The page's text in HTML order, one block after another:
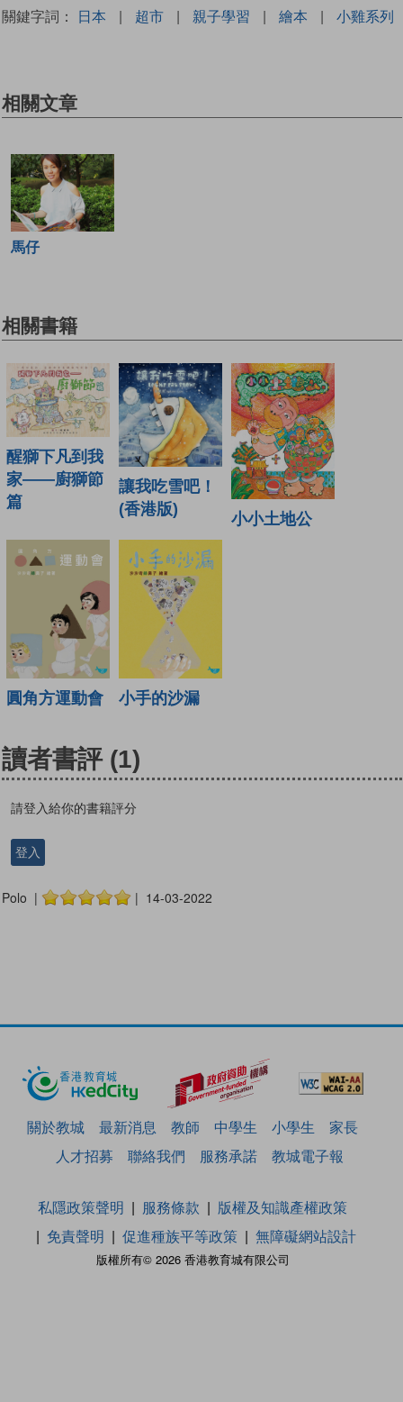
關鍵字詞： 日本 | 超市 | 親子學習 | 繪本 | 小雞系列
相關文章
馬仔
相關書籍
醒獅下凡到我
家——廚獅節
篇
讓我吃雪吧！
(香港版)
小小土地公
圓角方運動會 小手的沙漏
讀者書評 (1)
請登入給你的書籍評分
登入
Polo | | 14-03-2022
關於教城 最新消息 教師 中學生 小學生
家長
人才招募
聯絡我們 服務承諾 教城電子報
版權所有© 2026 香港教育城有限公司
私隱政策聲明 服務條款
版權及知識產權政策
免責聲明
促進種族平等政策 無障礙網站設計